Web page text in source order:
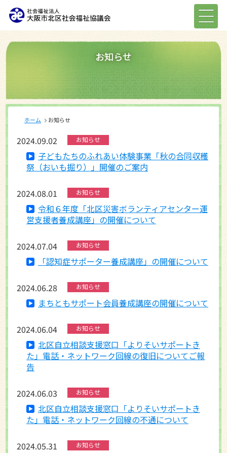
お知らせ
ホーム お知らせ
2024.09.02 お知らせ
子どもたちのふれあい体験事業「秋の合同収穫
祭（おいも掘り）」開催のご案内
2024.08.01 お知らせ
令和６年度「北区災害ボランティアセンター運
営支援者養成講座」の開催について
2024.07.04 お知らせ
「認知症サポーター養成講座」の開催について
2024.06.28 お知らせ
まちともサポート会員養成講座の開催について
2024.06.04 お知らせ
北区自立相談支援窓口「よりそいサポートき
た」電話・ネットワーク回線の復旧についてご報
告
2024.06.03 お知らせ
北区自立相談支援窓口「よりそいサポートき
た」電話・ネットワーク回線の不通について
2024.05.31 お知らせ